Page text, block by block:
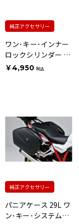
純正アクセサリー
ワン･キー･インナー
ロックシリンダー ウ
ェーブタイプキー用
￥4,950 税込
純正アクセサリー
パニアケース 29L ワ
ン･キー･システムタ